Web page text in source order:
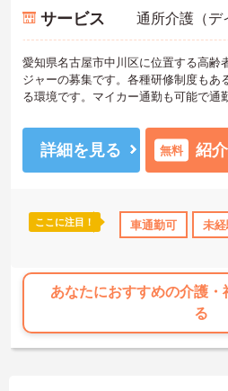
産休･育休･介護休暇取得実績あり
サービス 通所介護（デ
愛知県名古屋市中川区に位置する高齢
ジャーの募集です。各種研修制度もあ
る環境です。マイカー通勤も可能で通
でお気軽にご相談ください！
詳細を見る 無料 紹
ここに注目！ 車通勤可 未
あなたにおすすめの介護
る